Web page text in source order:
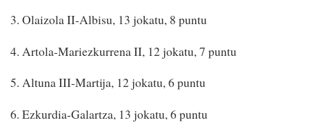
3. Olaizola II-Albisu, 13 jokatu, 8 puntu
4. Artola-Mariezkurrena II, 12 jokatu, 7 puntu
5. Altuna III-Martija, 12 jokatu, 6 puntu
6. Ezkurdia-Galartza, 13 jokatu, 6 puntu